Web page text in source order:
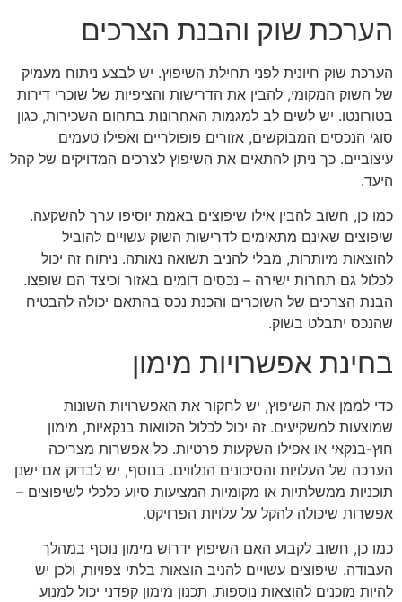
הערכת שוק והבנת הצרכים
הערכת שוק חיונית לפני תחילת השיפוץ. יש לבצע ניתוח מעמיק
של השוק המקומי, להבין את הדרישות והציפיות של שוכרי דירות
בטורונטו. יש לשים לב למגמות האחרונות בתחום השכירות, כגון
סוגי הנכסים המבוקשים, אזורים פופולריים ואפילו טעמים
עיצוביים. כך ניתן להתאים את השיפוץ לצרכים המדויקים של קהל
היעד.
כמו כן, חשוב להבין אילו שיפוצים באמת יוסיפו ערך להשקעה.
שיפוצים שאינם מתאימים לדרישות השוק עשויים להוביל
להוצאות מיותרות, מבלי להניב תשואה נאותה. ניתוח זה יכול
לכלול גם תחרות ישירה – נכסים דומים באזור וכיצד הם שופצו.
הבנת הצרכים של השוכרים והכנת נכס בהתאם יכולה להבטיח
שהנכס יתבלט בשוק.
בחינת אפשרויות מימון
כדי לממן את השיפוץ, יש לחקור את האפשרויות השונות
שמוצעות למשקיעים. זה יכול לכלול הלוואות בנקאיות, מימון
חוץ-בנקאי או אפילו השקעות פרטיות. כל אפשרות מצריכה
הערכה של העלויות והסיכונים הנלווים. בנוסף, יש לבדוק אם ישנן
תוכניות ממשלתיות או מקומיות המציעות סיוע כלכלי לשיפוצים –
אפשרות שיכולה להקל על עלויות הפרויקט.
כמו כן, חשוב לקבוע האם השיפוץ ידרוש מימון נוסף במהלך
העבודה. שיפוצים עשויים להניב הוצאות בלתי צפויות, ולכן יש
להיות מוכנים להוצאות נוספות. תכנון מימון קפדני יכול למנוע